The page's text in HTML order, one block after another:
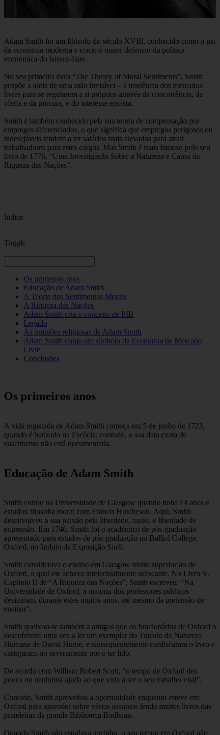
Adam Smith foi um filósofo do século XVIII, conhecido como o pai
da economia moderna e como o maior defensor da política
económica do laissez-faire.
No seu primeiro livro “The Theory of Moral Sentiments”, Smith
propõe a ideia de uma mão invisível – a tendência dos mercados
livres para se regularem a si próprios através da concorrência, da
oferta e da procura, e do interesse egoísta.
Smith é também conhecido pela sua teoria de compensação por
empregos diferenciados, o que significa que empregos perigosos ou
indesejáveis tendem a ter salários mais elevados para atrair
trabalhadores para estes cargos. Mas Smith é mais famoso pelo seu
livro de 1776, “Uma Investigação Sobre a Natureza e Causa da
Riqueza das Nações”.
Indice
Toggle
Os primeiros anos
Educação de Adam Smith
A Teoria dos Sentimentos Morais
A Riqueza das Nações
Adam Smith cria o conceito de PIB
Legado
As opiniões religiosas de Adam Smith
Adam Smith como um símbolo da Economia de Mercado
Livre
Conclusões
Os primeiros anos
A vida registada de Adam Smith começa em 5 de junho de 1723,
quando é batizado na Escócia; contudo, a sua data exata de
nascimento não está documentada.
Educação de Adam Smith
Smith entrou na Universidade de Glasgow quando tinha 14 anos e
estudou filosofia moral com Francis Hutcheson. Aqui, Smith
desenvolveu a sua paixão pela liberdade, razão, e liberdade de
expressão. Em 1740, Smith foi o académico de pós-graduação
apresentado para estudos de pós-graduação no Balliol College,
Oxford, no âmbito da Exposição Snell.
Smith considerava o ensino em Glasgow muito superior ao de
Oxford, o qual ele achava intelectualmente sufocante. No Livro V,
Capítulo II de “A Riqueza das Nações”, Smith escreveu: “Na
Universidade de Oxford, a maioria dos professores públicos
desistiram, durante estes muitos anos, até mesmo da pretensão de
ensinar”.
Smith queixou-se também a amigos que os funcionários de Oxford o
descobriram uma vez a ler um exemplar do Tratado da Natureza
Humana de David Hume, e subsequentemente confiscaram o livro e
castigaram-no severamente por o ter lido.
De acordo com William Robert Scott, “o tempo de Oxford deu
pouca ou nenhuma ajuda ao que viria a ser o seu trabalho vital”.
Contudo, Smith aproveitou a oportunidade enquanto esteve em
Oxford para aprender sobre vários assuntos lendo muitos livros das
prateleiras da grande Biblioteca Bodleian.
Quando Smith não estudava sozinho, o seu tempo em Oxford não